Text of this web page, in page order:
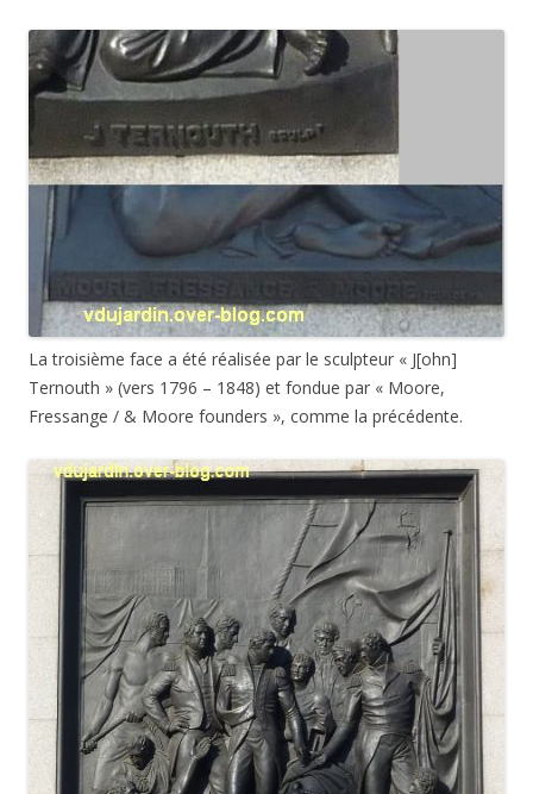
La troisième face a été réalisée par le sculpteur « J[ohn]
Ternouth » (vers 1796 – 1848) et fondue par « Moore,
Fressange / & Moore founders », comme la précédente.